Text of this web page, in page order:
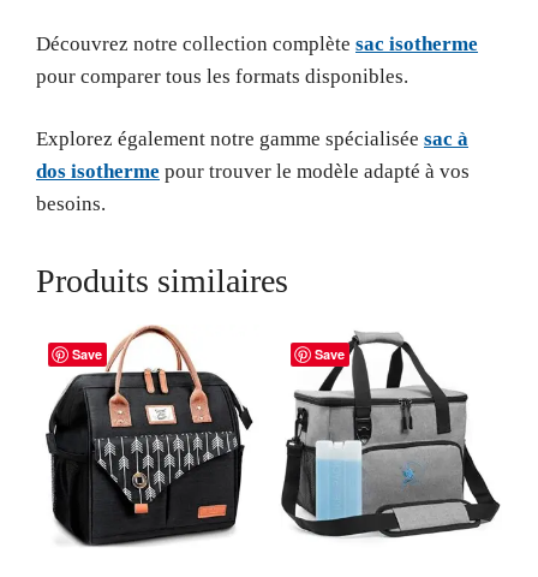
Découvrez notre collection complète sac isotherme
pour comparer tous les formats disponibles.
Explorez également notre gamme spécialisée sac à
dos isotherme pour trouver le modèle adapté à vos
besoins.
Produits similaires
Save Save